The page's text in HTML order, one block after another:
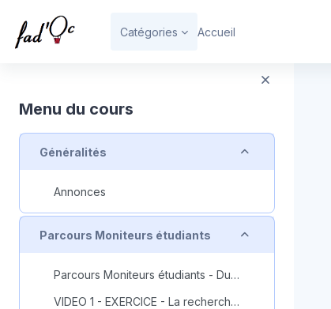
Catégories Accueil
Menu du cours
Généralités Replier
Annonces
Parcours Moniteurs étudiants Replier
Parcours Moniteurs étudiants - Durée 3 heures - ACCES AUX VIDEOS
VIDEO 1 - EXERCICE - La recherche dans Archipel : QCM de 3 questions